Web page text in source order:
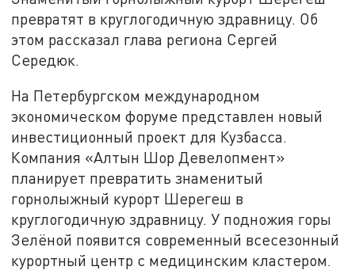
превратят в круглогодичную здравницу. Об
этом рассказал глава региона Сергей
Середюк.
На Петербургском международном
экономическом форуме представлен новый
инвестиционный проект для Кузбасса.
Компания «Алтын Шор Девелопмент»
планирует превратить знаменитый
горнолыжный курорт Шерегеш в
круглогодичную здравницу. У подножия горы
Зелёной появится современный всесезонный
курортный центр с медицинским кластером.